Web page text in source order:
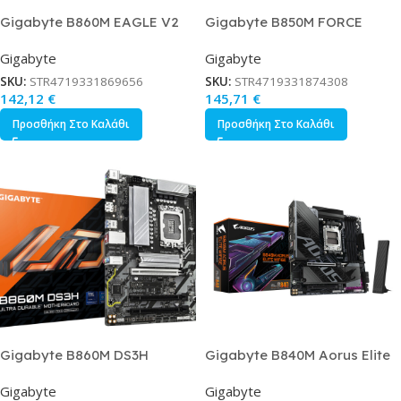
Gigabyte B860M EAGLE V2
Intel 1851 Socket
Gigabyte
SKU: STR4719331869656
142,12 €
Προσθήκη Στο Καλάθι
Gigabyte B850M FORCE
ATX με AMD AM5 Socket
Gigabyte
SKU: STR4719331874308
145,71 €
Προσθήκη Στο Καλάθι
Gigabyte B860M DS3H
Intel 1851 Socket
Gigabyte
Gigabyte B840M Aorus Elite
ATX με AMD AM5 Socket
Gigabyte